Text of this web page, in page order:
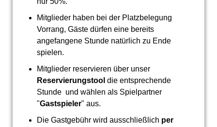
Mitglieder haben bei der Platzbelegung
Vorrang, Gäste dürfen eine bereits
angefangene Stunde natürlich zu Ende
spielen.
Mitglieder reservieren über unser
Reservierungstool die entsprechende
Stunde und wählen als Spielpartner
"Gastspieler" aus.
Die Gastgebühr wird ausschließlich per